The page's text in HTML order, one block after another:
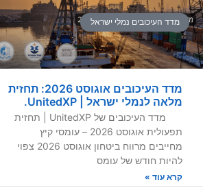
מדד העיכובים נמלי ישראל
מדד העיכובים אוגוסט 2026: תחזית
מלאה לנמלי ישראל | UnitedXP.
מדד העיכובים של UnitedXP | תחזית
תפעולית אוגוסט 2026 – עומסי קיץ
מחייבים מרווח ביטחון אוגוסט 2026 צפוי
להיות חודש של עומס
קרא עוד »